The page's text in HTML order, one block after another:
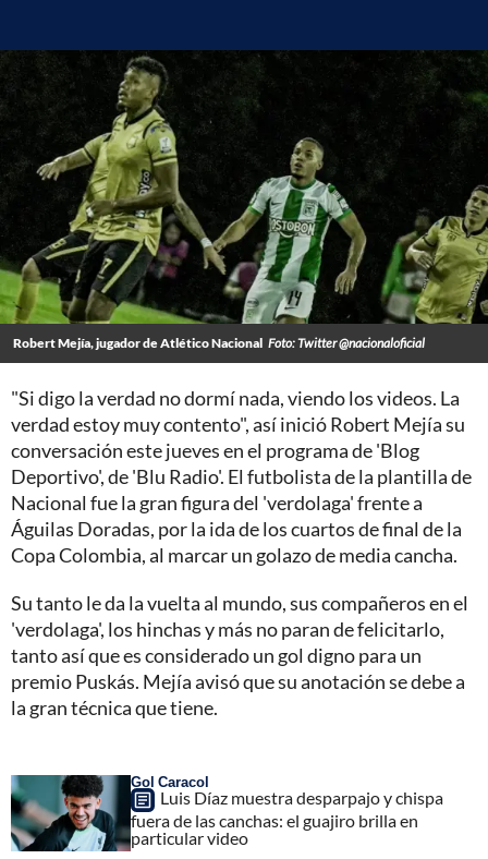
Robert Mejía, jugador de Atlético Nacional Foto: Twitter @nacionaloficial
"Si digo la verdad no dormí nada, viendo los videos. La
verdad estoy muy contento", así inició Robert Mejía su
conversación este jueves en el programa de 'Blog
Deportivo', de 'Blu Radio'. El futbolista de la plantilla de
Nacional fue la gran figura del 'verdolaga' frente a
Águilas Doradas, por la ida de los cuartos de final de la
Copa Colombia, al marcar un golazo de media cancha.
Su tanto le da la vuelta al mundo, sus compañeros en el
'verdolaga', los hinchas y más no paran de felicitarlo,
tanto así que es considerado un gol digno para un
premio Puskás. Mejía avisó que su anotación se debe a
la gran técnica que tiene.
Gol Caracol
Luis Díaz muestra desparpajo y chispa
fuera de las canchas: el guajiro brilla en
particular video